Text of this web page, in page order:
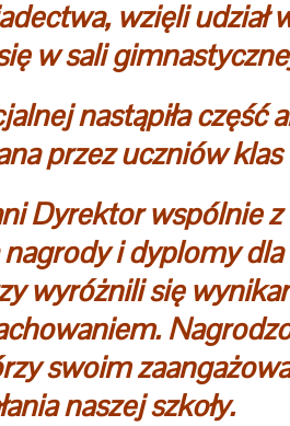
wzięli udział
w sali
nastąpiła część
przez uczniów
Dyrektor wspólnie
nagrody i dyplomy
wyróżnili się
swoim
naszej szkoły.